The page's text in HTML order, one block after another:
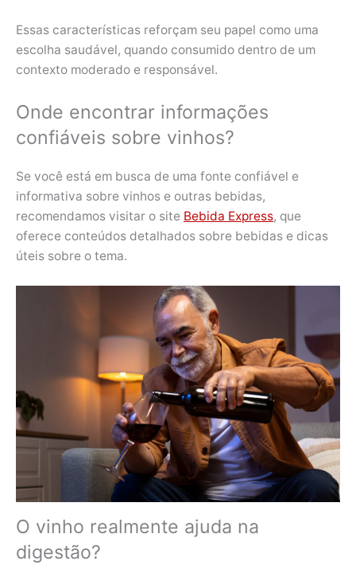
Essas características reforçam seu papel como uma
escolha saudável, quando consumido dentro de um
contexto moderado e responsável.
Onde encontrar informações
confiáveis sobre vinhos?
Se você está em busca de uma fonte confiável e
informativa sobre vinhos e outras bebidas,
recomendamos visitar o site Bebida Express, que
oferece conteúdos detalhados sobre bebidas e dicas
úteis sobre o tema.
O vinho realmente ajuda na
digestão?